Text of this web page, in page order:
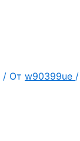
/ От w90399ue /